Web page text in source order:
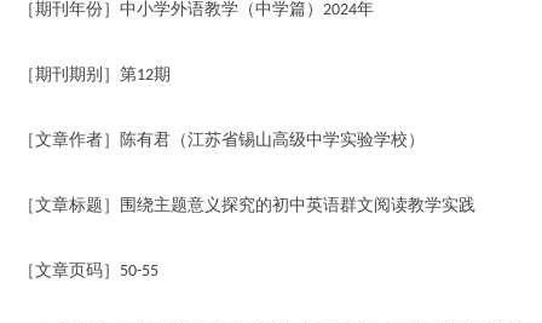
［期刊年份］中小学外语教学（中学篇） 2024年
［期刊期别］第12期
［文章作者］陈有君（江苏省锡山高级中学实验学校）
［文章标题］围绕主题意义探究的初中英语群文阅读教学实践
［文章页码］ 50-55